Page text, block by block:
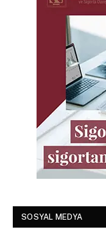
SOSYAL MEDYA